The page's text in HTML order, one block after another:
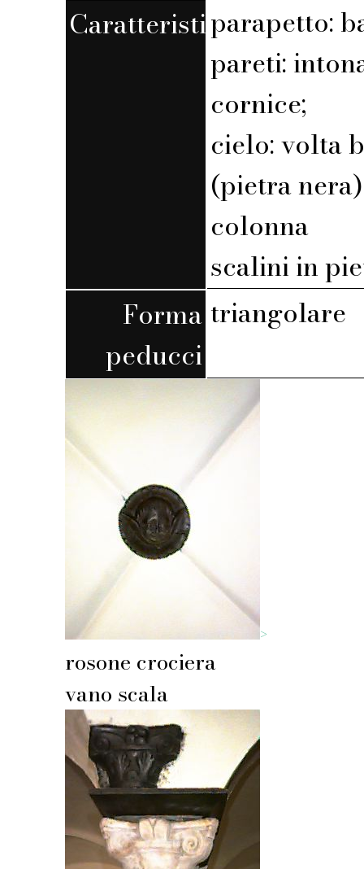
Caratteristicheparapetto:
pareti:
cornice;
cielo: volta
(pietra nera)
colonna
scalini in
Forma
peducci
triangolare
>
rosone crociera
vano scala